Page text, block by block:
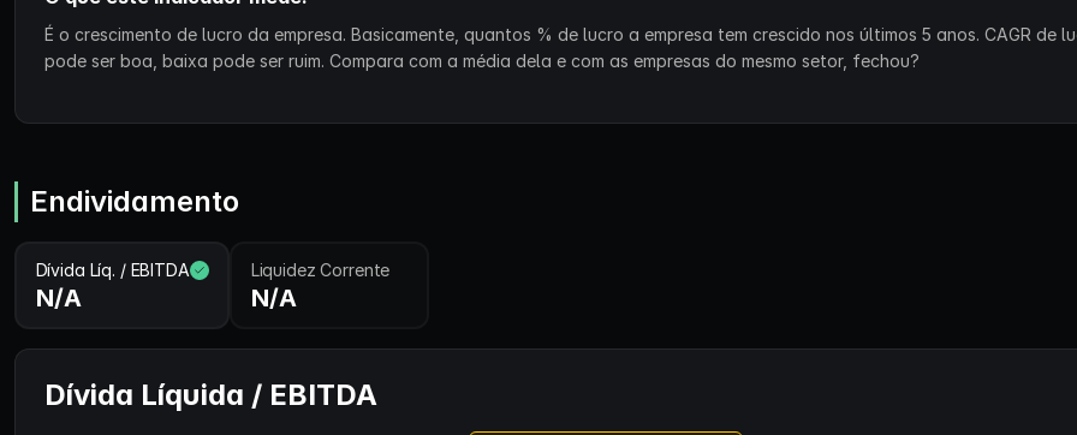
É o crescimento de lucro da empresa. Basicamente, quantos % de lucro a empresa tem crescido nos últimos 5 anos. CAGR de
pode ser boa, baixa pode ser ruim. Compara com a média dela e com as empresas do mesmo setor, fechou?
Endividamento
Dívida Líq. / EBITDA
N/A
Liquidez Corrente
N/A
Dívida Líquida / EBITDA